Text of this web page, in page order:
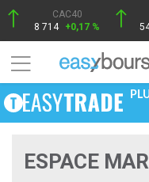
CAC40
8 714 +0,17 %
ESPACE